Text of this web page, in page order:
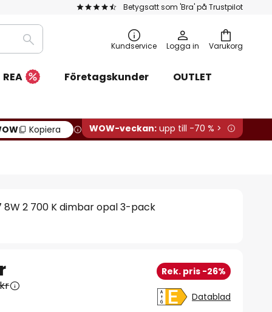
Betygsatt som 'Bra' på Trustpilot
Varukorg
Sök Kundservice Logga in
REA Företagskunder OUTLET
Kopiera WOW-veckan: upp till -70 % >
8W 2 700 K dimbar opal 3-pack
Rek. pris -26%
Datablad